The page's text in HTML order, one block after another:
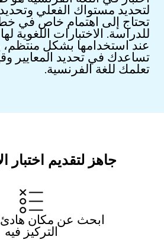
لتحديد مستواك الفعلي
تحتاج إلى اهتمام خاص في
للدراسة. الاختبارات اللغوية
عند استخدامها بشكل
تساعدك في تحديد المعايير
تعلمك للغة الفرنسية.
جاهز لتقديم اختبار
ابحث عن مكان
التركيز فيه